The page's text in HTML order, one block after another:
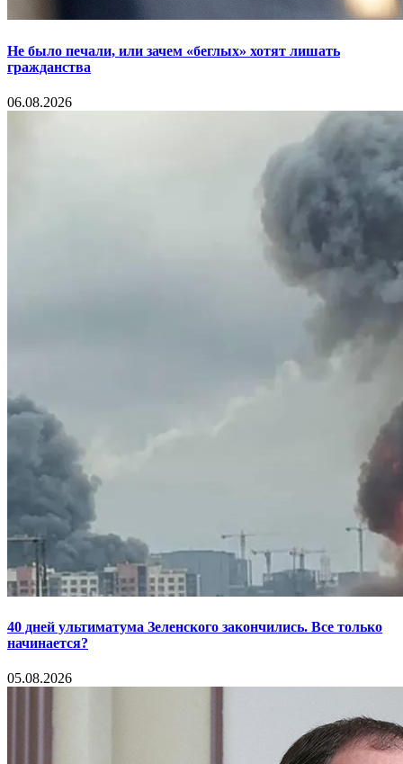
Не было печали, или зачем «беглых» хотят лишать
гражданства
06.08.2026
40 дней ультиматума Зеленского закончились. Все только
начинается?
05.08.2026